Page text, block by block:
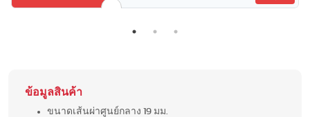
ข้อมูลสินค้า
ขนาดเส้นผ่าศูนย์กลาง 19 มม.